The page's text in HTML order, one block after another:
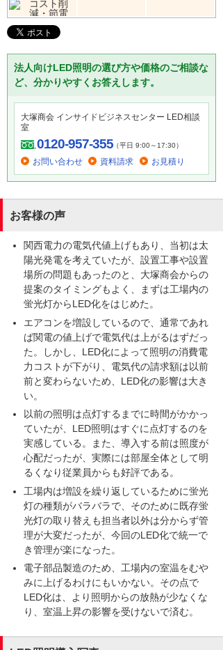
法人向けLED照明の選び方や価格のご相談な
ど、分かりやすくお答えします。
大塚商会 インサイドビジネスセンター LED相談
室
0120-957-355（平日 9:00～17:30）
お問い合わせ 資料請求 お見積り
お客様の声
関西電力の電気代値上げもあり、当初は太
陽光発電を考えていたが、設置工事や設置
場所の問題もあったのと、大塚商会からの
提案のタイミングもよく、まずは工場内の
蛍光灯からLED化をはじめた。
エアコンを増設しているので、通常であれ
ば関電の値上げで電気代は上がるはずだっ
た。しかし、LED化によって照明の消費電
力コストが下がり、電気代の請求額は以前
前と変わらないため、LED化の影響は大き
い。
以前の照明は点灯するまでに時間がかかっ
ていたが、LED照明はすぐに点灯するのを
実感している。また、導入する前は照度が
心配だったが、実際には部屋全体として明
るくなり従業員からも好評である。
工場内は増設を繰り返しているために蛍光
灯の種類がバラバラで、そのために既存蛍
光灯の取り替えも担当者以外は分からず管
理が大変だったが、今回のLED化で統一で
き管理が楽になった。
電子部品製造のため、工場内の室温をむや
みに上げるわけにもいかない。その点で
LED化は、より照明からの放熱が少なくな
り、室温上昇の影響を受けないで済む。